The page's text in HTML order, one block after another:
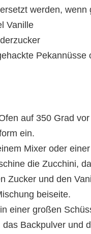
werden, wenn
Vanille
Pekannüsse
auf 350 Grad
ein.
Mixer oder einer
die Zucchini,
Zucker und den
beiseite.
einer großen
das Backpulver und